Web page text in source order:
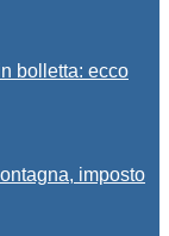
bolletta: ecco
imposto